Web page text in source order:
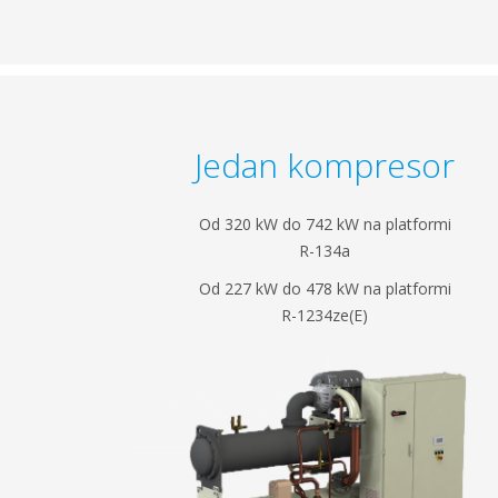
Jedan kompresor
Od 320 kW do 742 kW na platformi
R-134a
Od 227 kW do 478 kW na platformi
R-1234ze(E)